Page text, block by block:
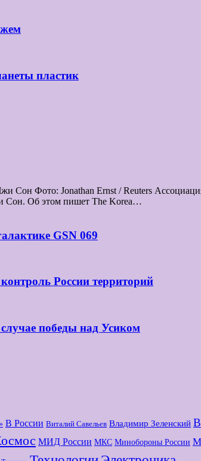
пластик
Сон Фото: Jonathan Ernst / Reuters
Сон. Об этом пишет The Korea…
GSN 069
России территорий
победы над Усиком
В России Виталий Савельев Владимир Зеленский
МИД России МКС Минобороны России